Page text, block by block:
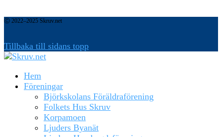
Ⓒ 2022–2025 Skruv.net
Tillbaka till sidans topp
Hem
Föreningar
Björkskolans Föräldraförening
Folkets Hus Skruv
Korpamoen
Ljuders Byanät